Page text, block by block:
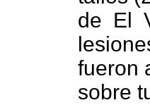
de El
fueron
sobre